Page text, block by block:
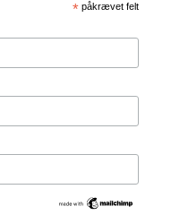
* påkrævet felt